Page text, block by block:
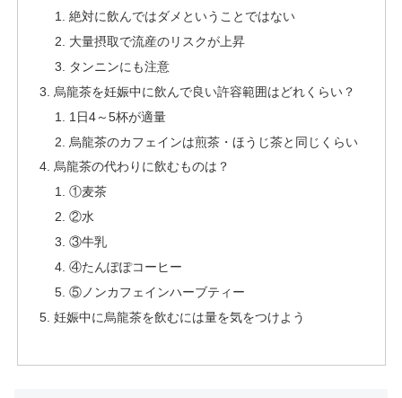
絶対に飲んではダメということではない
大量摂取で流産のリスクが上昇
タンニンにも注意
烏龍茶を妊娠中に飲んで良い許容範囲はどれくらい？
1日4～5杯が適量
烏龍茶のカフェインは煎茶・ほうじ茶と同じくらい
烏龍茶の代わりに飲むものは？
①麦茶
②水
③牛乳
④たんぽぽコーヒー
⑤ノンカフェインハーブティー
妊娠中に烏龍茶を飲むには量を気をつけよう